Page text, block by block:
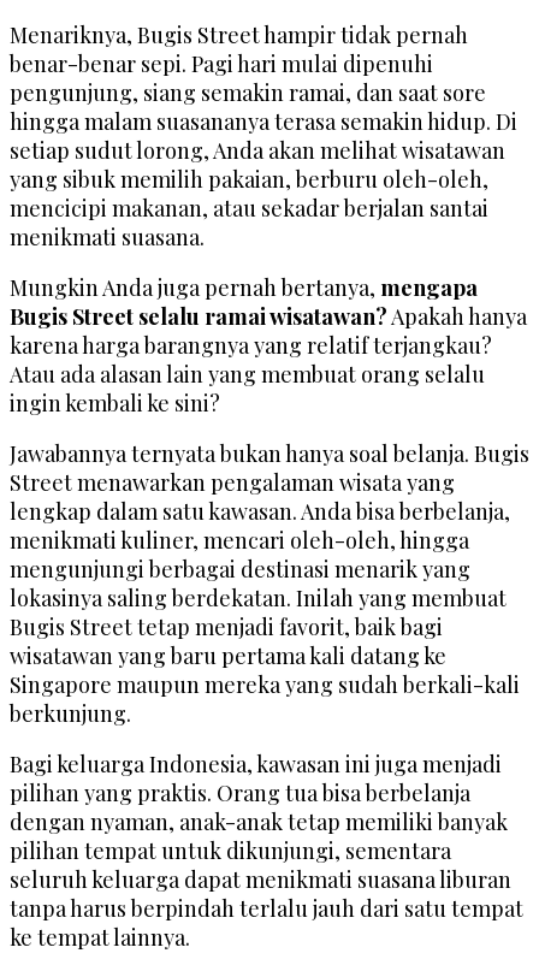
Menariknya, Bugis Street hampir tidak pernah
benar-benar sepi. Pagi hari mulai dipenuhi
pengunjung, siang semakin ramai, dan saat sore
hingga malam suasananya terasa semakin hidup. Di
setiap sudut lorong, Anda akan melihat wisatawan
yang sibuk memilih pakaian, berburu oleh-oleh,
mencicipi makanan, atau sekadar berjalan santai
menikmati suasana.
Mungkin Anda juga pernah bertanya, mengapa
Bugis Street selalu ramai wisatawan?Apakah hanya
karena harga barangnya yang relatif terjangkau?
Atau ada alasan lain yang membuat orang selalu
ingin kembali ke sini?
Jawabannya ternyata bukan hanya soal belanja. Bugis
Street menawarkan pengalaman wisata yang
lengkap dalam satu kawasan. Anda bisa berbelanja,
menikmati kuliner, mencari oleh-oleh, hingga
mengunjungi berbagai destinasi menarik yang
lokasinya saling berdekatan. Inilah yang membuat
Bugis Street tetap menjadi favorit, baik bagi
wisatawan yang baru pertama kali datang ke
Singapore maupun mereka yang sudah berkali-kali
berkunjung.
Bagi keluarga Indonesia, kawasan ini juga menjadi
pilihan yang praktis. Orang tua bisa berbelanja
dengan nyaman, anak-anak tetap memiliki banyak
pilihan tempat untuk dikunjungi, sementara
seluruh keluarga dapat menikmati suasana liburan
tanpa harus berpindah terlalu jauh dari satu tempat
ke tempat lainnya.